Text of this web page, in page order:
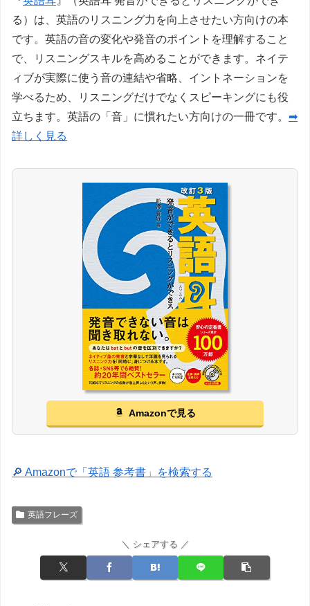
る）は、英語のリスニング力を向上させたい方向けの本
です。英語の音の変化や発音のポイントを理解すること
で、リスニングスキルを高めることができます。ネイテ
ィブが実際に使う音の連結や省略、イントネーションを
学べるため、リスニングだけでなくスピーキングにも役
立ちます。英語の「音」に慣れたい方向けの一冊です。 ➡
詳しく見る
Amazonで見る
🔎 Amazonで「英語 参考書」を検索する
英語フレーズ
＼ シェアする ／